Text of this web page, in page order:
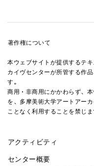
著作権について
本ウェブサイトが提供するテ
カイヴセンターが所管する作
す。
商用・非商用にかかわらず、
を、多摩美術大学アートアー
ことなく利用することを禁じま
アクティビティ
センター概要